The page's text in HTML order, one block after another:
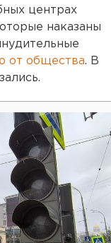
центрах
наказаны
от общества. В